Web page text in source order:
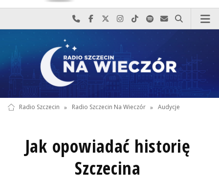
Najlepiej po prostu do nas zadzwoń
Odwiedź nas na Facebook-u
Odwiedź nas na X
Odwiedź nas na Instagram-ie
Odwiedź nas na TikTok-u
Szukaj nas na Spotify
Wyślij do nas
Szukaj
Radio Szczecin » Radio Szczecin Na Wieczór » Audycje
Jak opowiadać historię
Szczecina